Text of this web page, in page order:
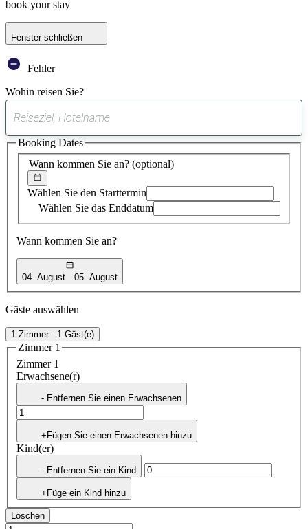
book your stay
Fenster schließen
Fehler
Wohin reisen Sie?
gefundener
Vorschlag
Wann kommen Sie an? (optional)
Wählen Sie den Starttermin
Wählen Sie das Enddatum
Wann kommen Sie an?
04. August 05. August
Booking Dates
Gäste auswählen
1 Zimmer - 1 Gäst(e)
Zimmer 1
Zimmer 1
Erwachsene(r)
- Entfernen Sie einen Erwachsenen
+Fügen Sie einen Erwachsenen hinzu
Kind(er)
- Entfernen Sie ein Kind
+Füge ein Kind hinzu
Löschen